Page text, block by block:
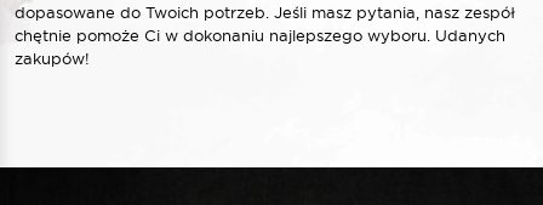
dopasowane do Twoich potrzeb. Jeśli masz pytania, nasz zespół
chętnie pomoże Ci w dokonaniu najlepszego wyboru. Udanych
zakupów!